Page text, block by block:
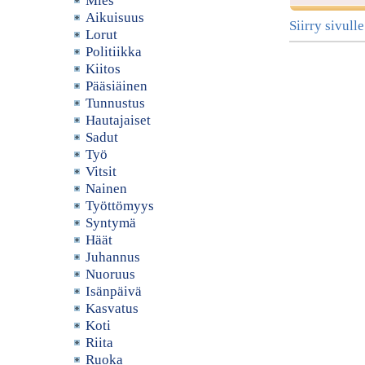
Aikuisuus
Lorut
Politiikka
Kiitos
Pääsiäinen
Tunnustus
Hautajaiset
Sadut
Työ
Vitsit
Nainen
Työttömyys
Syntymä
Häät
Juhannus
Nuoruus
Isänpäivä
Kasvatus
Koti
Riita
Ruoka
Siirry